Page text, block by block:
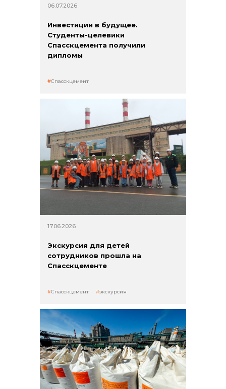
06.07.2026
Инвестиции в будущее.
Студенты-целевики
Спасскцемента получили
дипломы
Спасскцемент
17.06.2026
Экскурсия для детей
сотрудников прошла на
Спасскцементе
Спасскцемент экскурсия